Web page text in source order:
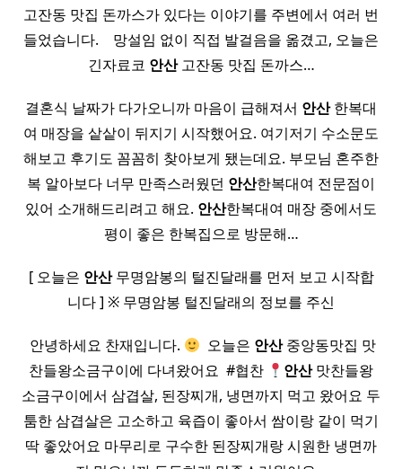
고잔동 맛집 돈까스가 있다는 이야기를 주변에서 여러 번
들었습니다. ​ ​ ​ 망설임 없이 직접 발걸음을 옮겼고, 오늘은
긴자료코 안산고잔동 맛집 돈까스…
결혼식 날짜가 다가오니까 마음이 급해져서 안산한복대
여 매장을 샅샅이 뒤지기 시작했어요. 여기저기 수소문도
해보고 후기도 꼼꼼히 찾아보게 됐는데요. 부모님 혼주한
복 알아보다 너무 만족스러웠던 안산한복대여 전문점이
있어 소개해드리려고 해요. 안산한복대여 매장 중에서도
평이 좋은 한복집으로 방문해…
[ 오늘은 안산무명암봉의 털진달래를 먼저 보고 시작합
니다 ] ※ 무명암봉 털진달래의 정보를 주신
​ 안녕하세요 찬재입니다. ​ 오늘은 안산중앙동맛집 맛
찬들왕소금구이에 다녀왔어요 ​ #협찬
안산맛찬들왕
소금구이에서 삼겹살, 된장찌개, 냉면까지 먹고 왔어요 두
툼한 삼겹살은 고소하고 육즙이 좋아서 쌈이랑 같이 먹기
딱 좋았어요 마무리로 구수한 된장찌개랑 시원한 냉면까